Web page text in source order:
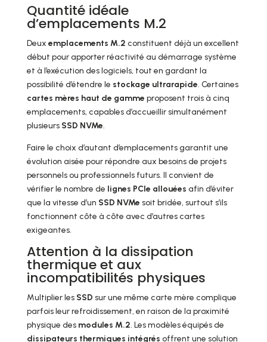
Quantité idéale
d’emplacements M.2
Deux emplacements M.2 constituent déjà un excellent
début pour apporter réactivité au démarrage système
et à l’exécution des logiciels, tout en gardant la
possibilité d’étendre le stockage ultrarapide. Certaines
cartes mères haut de gamme proposent trois à cinq
emplacements, capables d’accueillir simultanément
plusieurs SSD NVMe.
Faire le choix d’autant d’emplacements garantit une
évolution aisée pour répondre aux besoins de projets
personnels ou professionnels futurs. Il convient de
vérifier le nombre de lignes PCIe allouées afin d’éviter
que la vitesse d’un SSD NVMe soit bridée, surtout s’ils
fonctionnent côte à côte avec d’autres cartes
exigeantes.
Attention à la dissipation
thermique et aux
incompatibilités physiques
Multiplier les SSD sur une même carte mère complique
parfois leur refroidissement, en raison de la proximité
physique des modules M.2. Les modèles équipés de
dissipateurs thermiques intégrés offrent une solution